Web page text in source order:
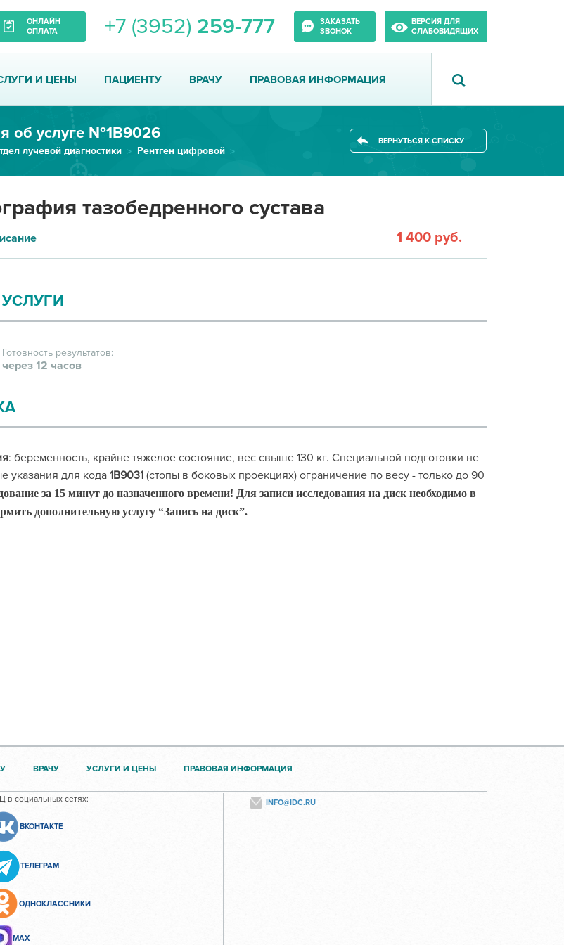
ОНЛАЙН
ОПЛАТА
+7 (3952) 259-777
ЗАКАЗАТЬ
ЗВОНОК
ВЕРСИЯ ДЛЯ
СЛАБОВИДЯЩИХ
И ЦЕНЫ ПАЦИЕНТУ ВРАЧУ ПРАВОВАЯ ИНФОРМАЦИЯ
об услуге №1В9026
лучевой диагностики
Рентген цифровой
ВЕРНУТЬСЯ К СПИСКУ
тазобедренного сустава
1 400 руб.
Готовность результатов:
через 12 часов
: беременность, крайне тяжелое состояние, вес свыше 130 кг. Специальной подготовки не
указания для кода1В9031(стопы в боковых проекциях) ограничение по весу - только до 90
за 15 минут до назначенного времени! Для записи исследования на диск необходимо в
дополнительную услугу “Запись на диск”.
ВРАЧУ УСЛУГИ И ЦЕНЫ ПРАВОВАЯ ИНФОРМАЦИЯ
в социальных сетях:
ВКОНТАКТЕ
ТЕЛЕГРАМ
ОДНОКЛАССНИКИ
МАХ
INFO@IDC.RU